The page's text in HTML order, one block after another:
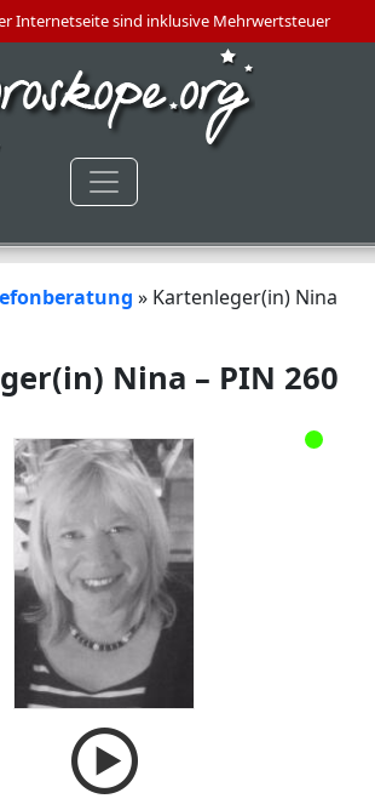
Internetseite sind inklusive Mehrwertsteuer
» Kartenleger(in) Nina
Nina – PIN 260